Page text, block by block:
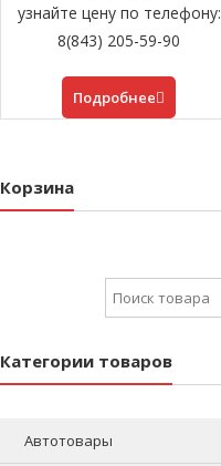
узнайте цену по телефону:
8(843) 205-59-90
Подробнее
Корзина
Search for:
Категории товаров
Автотовары